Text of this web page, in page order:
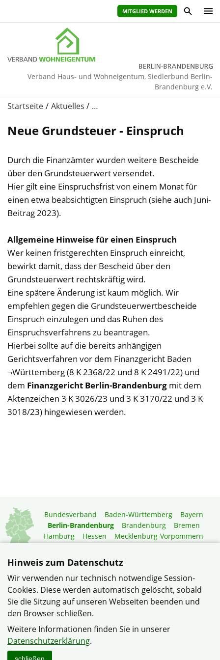
MITGLIED WERDEN
Verband Haus- und Wohneigentum, Siedlerbund Berlin-
Brandenburg e.V.
Startseite Aktuelles …
Neue Grundsteuer - Einspruch
Durch die Finanzämter wurden weitere Bescheide
über den Grundsteuerwert versendet.
Hier gilt eine Einspruchsfrist von einem Monat für
einen etwa beabsichtigten Einspruch (siehe auch Juni-
Beitrag 2023).
Allgemeine Hinweise für einen Einspruch
Wer keinen fristgerechten Einspruch einreicht,
bewirkt damit, dass der Bescheid über den
Grundsteuerwert rechtskräftig wird.
Eine spätere Änderung ist kaum möglich. Wir
empfehlen gegen die Grundsteuerwertbescheide
Einspruch einzulegen und das Ruhen des
Einspruchsverfahrens zu beantragen.
Hierbei sollte auf die bereits anhängigen
Gerichtsverfahren vor dem Finanzgericht Baden
¬Württemberg (8 K 2368/22 und 8 K 2491/22) und
dem Finanzgericht Berlin-Brandenburg mit dem
Aktenzeichen 3 K 3026/23 und 3 K 3170/22 und 3 K
3018/23) hingewiesen werden.
Bundesverband Baden-Württemberg
Bayern
Berlin-Brandenburg
Brandenburg
Bremen
Hamburg
Hessen
Mecklenburg-Vorpommern
Rheinland-Pfalz
Sachsen-Anhalt
Schleswig-Holstein
Mitgliedermagazin
Gartenberatung
© Verband Haus- und Wohneigentum, Siedlerbund Berlin-
Brandenburg e.V. im Verband Wohneigentum Berlin-
Datenschutzerklärung
Hinweis zum Datenschutz
Wir verwenden nur technisch notwendige Session-
Cookies. Diese werden automatisch gelöscht, sobald
Sie die Sitzung auf unseren Webseiten beenden und
den Browser schließen.
Weitere Informationen finden Sie in unserer
Datenschutzerklärung.